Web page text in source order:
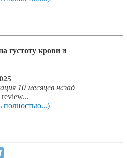
густоту крови и
10 месяцев назад
полностью...)